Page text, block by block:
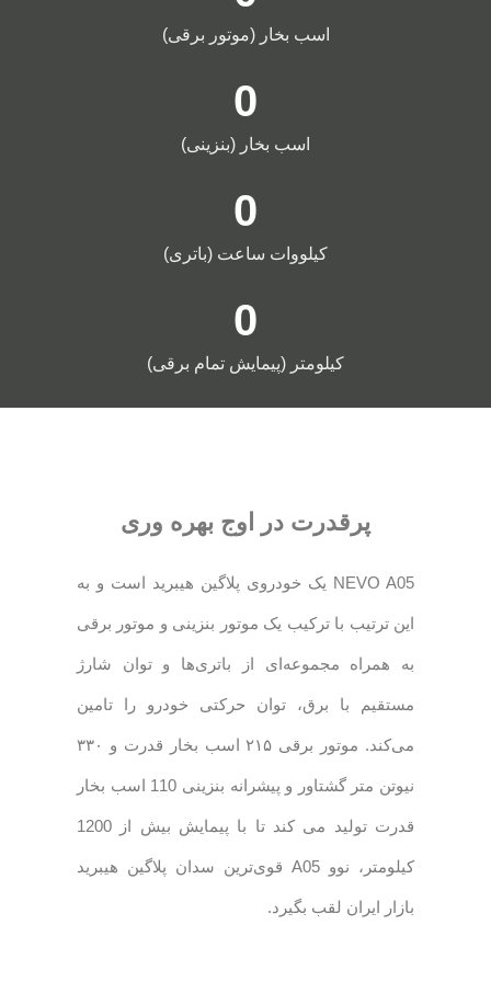
اسب بخار (موتور برقی)
اسب بخار (بنزینی)
0
کیلووات ساعت (باتری)
0
کیلومتر (پیمایش تمام برقی)
0
پرقدرت در اوج بهره وری
NEVO A05 یک خودروی پلاگین هیبرید است و به
این ترتیب با ترکیب یک موتور بنزینی و موتور برقی
به همراه مجموعه‌ای از باتری‌ها و توان شارژ
مستقیم با برق، توان حرکتی خودرو را تامین
می‌کند. موتور برقی ۲۱۵ اسب بخار قدرت و ۳۳۰
نیوتن متر گشتاور و پیشرانه بنزینی 110 اسب بخار
قدرت تولید می کند تا با پیمایش بیش از 1200
کیلومتر، نوو A05 قوی‌ترین سدان پلاگین هیبرید
بازار ایران لقب بگیرد.